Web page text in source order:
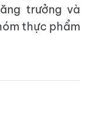
trưởng và
thực phẩm